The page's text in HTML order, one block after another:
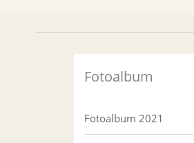
Fotoalbum
Fotoalbum 2021